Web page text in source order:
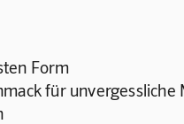
Form
für unvergessliche